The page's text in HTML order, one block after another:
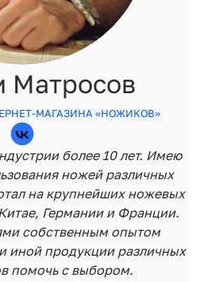
Матросов
МАГАЗИНА «НОЖИКОВ»
более 10 лет. Имею
ножей различных
на крупнейших ножевых
Германии и Франции.
собственным опытом
иной продукции различных
помочь с выбором.